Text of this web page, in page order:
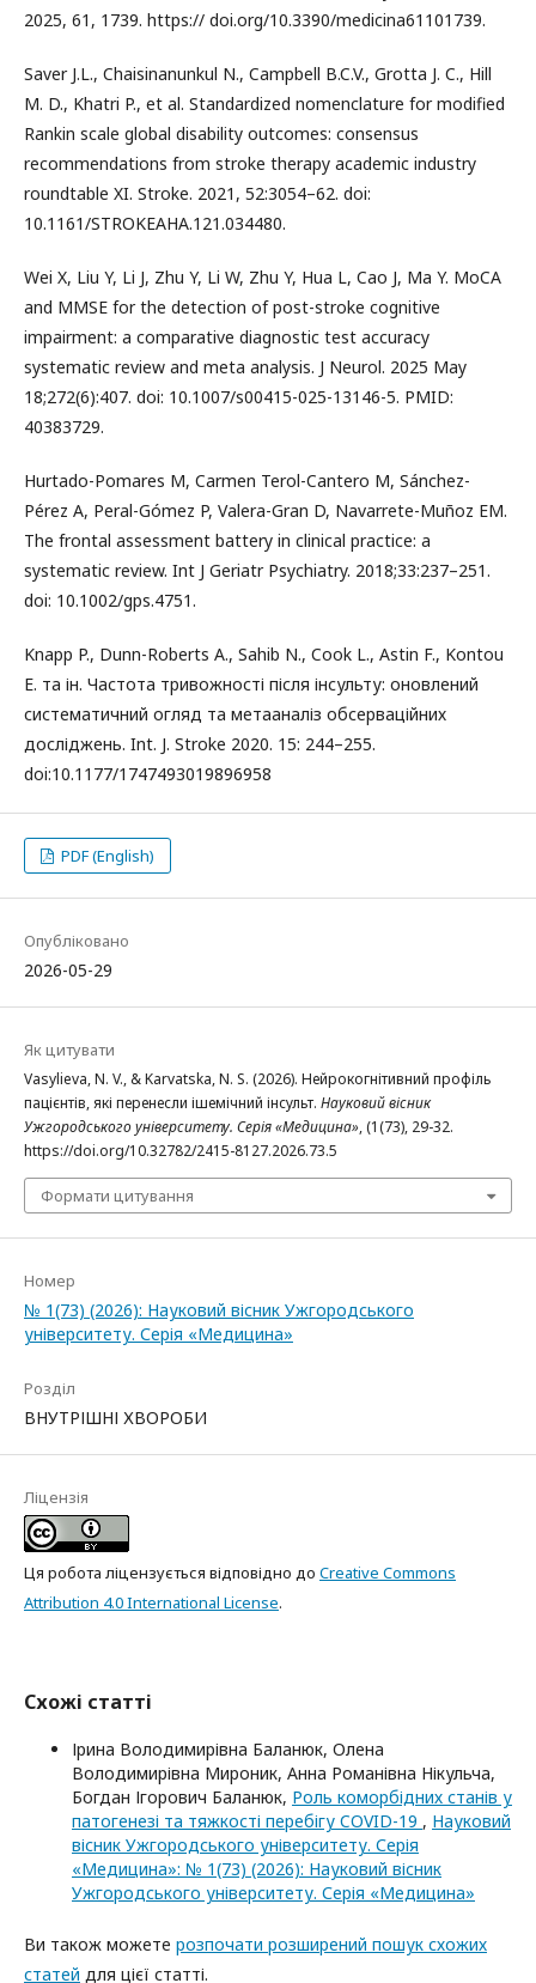
2025, 61, 1739. https:// doi.org/10.3390/medicina61101739.
Saver J.L., Chaisinanunkul N., Campbell B.C.V., Grotta J. C., Hill
M. D., Khatri P., et al. Standardized nomenclature for modified
Rankin scale global disability outcomes: consensus
recommendations from stroke therapy academic industry
roundtable XI. Stroke. 2021, 52:3054–62. doi:
10.1161/STROKEAHA.121.034480.
Wei X, Liu Y, Li J, Zhu Y, Li W, Zhu Y, Hua L, Cao J, Ma Y. MoCA
and MMSE for the detection of post-stroke cognitive
impairment: a comparative diagnostic test accuracy
systematic review and meta analysis. J Neurol. 2025 May
18;272(6):407. doi: 10.1007/s00415-025-13146-5. PMID:
40383729.
Hurtado-Pomares M, Carmen Terol-Cantero M, Sánchez-
Pérez A, Peral-Gómez P, Valera-Gran D, Navarrete-Muñoz EM.
The frontal assessment battery in clinical practice: a
systematic review. Int J Geriatr Psychiatry. 2018;33:237–251.
doi: 10.1002/gps.4751.
Knapp P., Dunn-Roberts A., Sahib N., Cook L., Astin F., Kontou
E. та ін. Частота тривожності після інсульту: оновлений
систематичний огляд та метааналіз обсерваційних
досліджень. Int. J. Stroke 2020. 15: 244–255.
doi:10.1177/1747493019896958
PDF (English)
Опубліковано
2026-05-29
Як цитувати
Vasylieva, N. V., & Karvatska, N. S. (2026). Нейрокогнітивний профіль
пацієнтів, які перенесли ішемічний інсульт. Науковий вісник
Ужгородського університету. Серія «Медицина», (1(73), 29-32.
https://doi.org/10.32782/2415-8127.2026.73.5
Формати цитування
Номер
№ 1(73) (2026): Науковий вісник Ужгородського
університету. Серія «Медицина»
Розділ
ВНУТРІШНІ ХВОРОБИ
Ліцензія
Ця робота ліцензується відповідно до Creative Commons
Attribution 4.0 International License.
Схожі статті
Ірина Володимирівна Баланюк, Олена
Володимирівна Мироник, Анна Романівна Нікульча,
Богдан Ігорович Баланюк, Роль коморбідних станів у
патогенезі та тяжкості перебігу COVID-19 , Науковий
вісник Ужгородського університету. Серія
«Медицина»: № 1(73) (2026): Науковий вісник
Ужгородського університету. Серія «Медицина»
Ви також можете розпочати розширений пошук схожих
статей для цієї статті.